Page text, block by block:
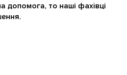
допомога, то наші фахівці